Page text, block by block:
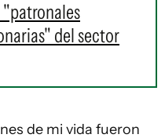
"patronales
del sector
de mi vida fueron